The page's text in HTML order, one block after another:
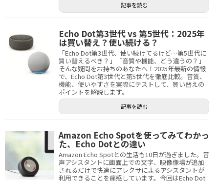
記事を読む
Echo Dot第3世代 vs 第5世代：2025年
は買い替え？使い続ける？
「Echo Dot第3世代、使い続けてるけど…第5世代に
買い替えるべき？」「音質や機能、どう違うの？」
そんな疑問をお持ちのあなたへ！2025年最新の情報
で、Echo Dot第3世代と第5世代を徹底比較。音質、
機能、使いやすさを実際にテストして、買い替えの
ポイントを解説します。
記事を読む
Amazon Echo Spotを使ってみてわかっ
た、Echo Dotとの違い
Amazon Echo Spotとの生活も10日が過ぎました。音
声アシスタントに画面上での文字、映像像場が追加
されるだけで快適にアレクサによるアシスタントが
利用できることを痛感しています。今回はEcho Dot